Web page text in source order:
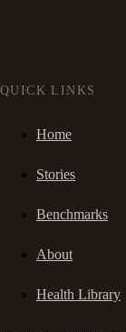
QUICK LINKS
Home
Stories
Benchmarks
About
Health Library